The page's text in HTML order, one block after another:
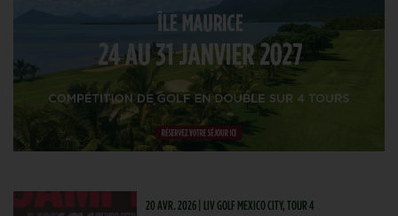
20 AVR. 2026 | LIV GOLF MEXICO CITY, TOUR 4